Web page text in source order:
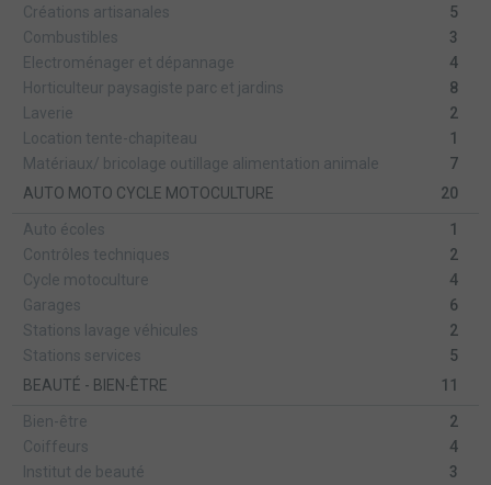
Créations artisanales
5
Combustibles
3
Electroménager et dépannage
4
Horticulteur paysagiste parc et jardins
8
Laverie
2
Location tente-chapiteau
1
Matériaux/ bricolage outillage alimentation animale
7
AUTO MOTO CYCLE MOTOCULTURE
20
Auto écoles
1
Contrôles techniques
2
Cycle motoculture
4
Garages
6
Stations lavage véhicules
2
Stations services
5
BEAUTÉ - BIEN-ÊTRE
11
Bien-être
2
Coiffeurs
4
Institut de beauté
3